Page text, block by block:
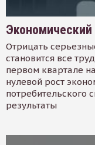
Экономический
Отрицать
становится все
первом квартале
нулевой рост
потребительского
результаты